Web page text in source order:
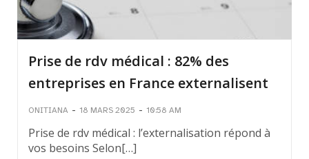
Prise de rdv médical : 82% des
entreprises en France externalisent
ONITIANA - 18 MARS 2025 - 10:58 AM
Prise de rdv médical : l’externalisation répond à
vos besoins Selon[…]